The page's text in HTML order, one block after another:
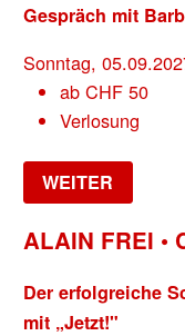
Gespräch mit
Sonntag,
ab CHF50
Verlosung
WEITER
ALAIN FREI •
Der erfolgreiche
mit „Jetzt!"